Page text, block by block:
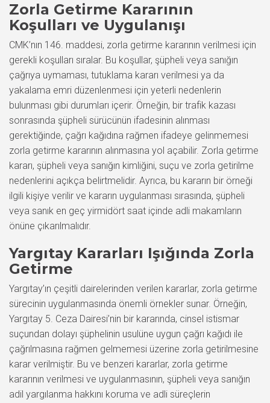
Zorla Getirme Kararının
Koşulları ve Uygulanışı
CMK’nın 146. maddesi, zorla getirme kararının verilmesi için
gerekli koşulları sıralar. Bu koşullar, şüpheli veya sanığın
çağrıya uymaması, tutuklama kararı verilmesi ya da
yakalama emri düzenlenmesi için yeterli nedenlerin
bulunması gibi durumları içerir. Örneğin, bir trafik kazası
sonrasında şüpheli sürücünün ifadesinin alınması
gerektiğinde, çağrı kağıdına rağmen ifadeye gelinmemesi
zorla getirme kararının alınmasına yol açabilir. Zorla getirme
kararı, şüpheli veya sanığın kimliğini, suçu ve zorla getirilme
nedenlerini açıkça belirtmelidir. Ayrıca, bu kararın bir örneği
ilgili kişiye verilir ve kararın uygulanması sırasında, şüpheli
veya sanık en geç yirmidört saat içinde adli makamların
önüne çıkarılmalıdır.
Yargıtay Kararları Işığında Zorla
Getirme
Yargıtay’ın çeşitli dairelerinden verilen kararlar, zorla getirme
sürecinin uygulanmasında önemli örnekler sunar. Örneğin,
Yargıtay 5. Ceza Dairesi’nin bir kararında, cinsel istismar
suçundan dolayı şüphelinin usulüne uygun çağrı kağıdı ile
çağrılmasına rağmen gelmemesi üzerine zorla getirilmesine
karar verilmiştir. Bu ve benzeri kararlar, zorla getirme
kararının verilmesi ve uygulanmasının, şüpheli veya sanığın
adil yargılanma hakkını koruma ve adli süreçlerin